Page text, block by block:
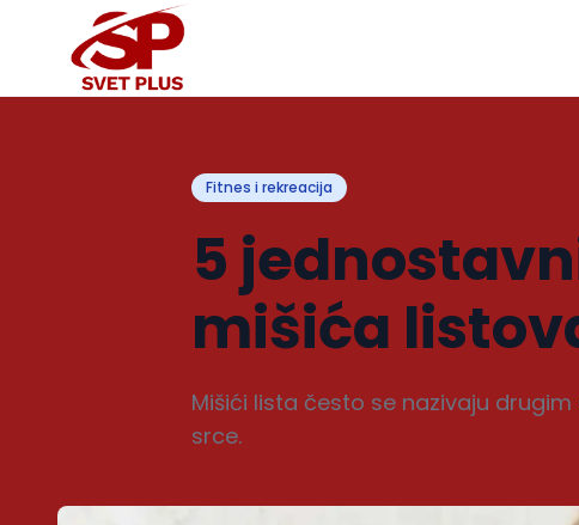
Fitnes i rekreacija
5
mišića
Mišići lista često se nazivaju
srce.